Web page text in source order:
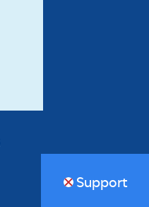
Support